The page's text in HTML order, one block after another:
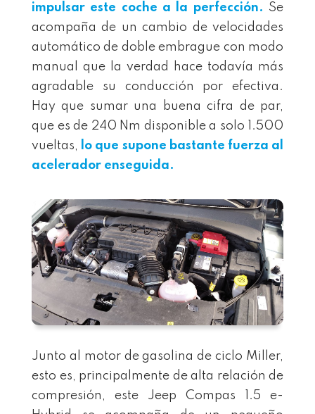
impulsar este coche a la perfección. Se
acompaña de un cambio de velocidades
automático de doble embrague con modo
manual que la verdad hace todavía más
agradable su conducción por efectiva.
Hay que sumar una buena cifra de par,
que es de 240 Nm disponible a solo 1.500
vueltas,
lo que supone bastante fuerza al
acelerador enseguida.
Junto al motor de gasolina de ciclo Miller,
esto es, principalmente de alta relación de
compresión, este Jeep Compas 1.5 e-